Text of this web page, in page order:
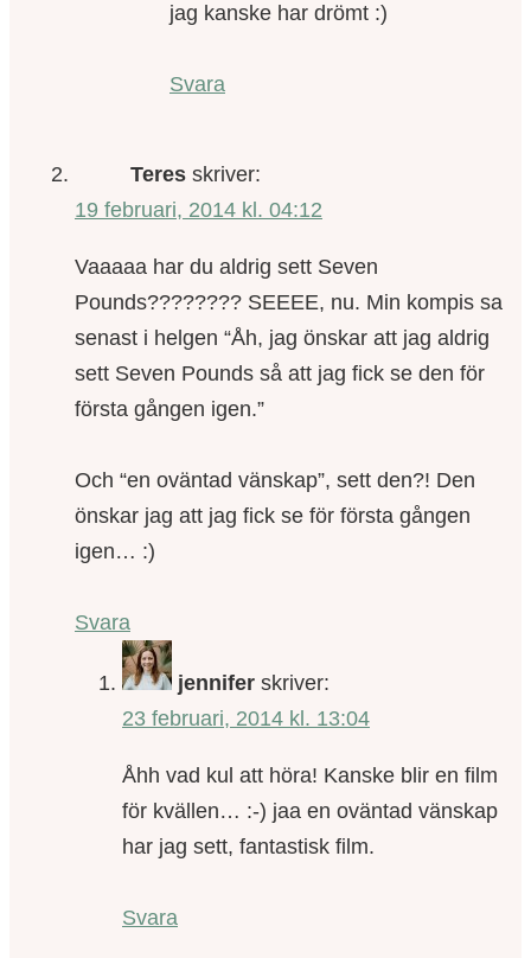
jag kanske har drömt :)
Svara
Teres skriver:
19 februari, 2014 kl. 04:12
Vaaaaa har du aldrig sett Seven
Pounds???????? SEEEE, nu. Min kompis sa
senast i helgen “Åh, jag önskar att jag aldrig
sett Seven Pounds så att jag fick se den för
första gången igen.”
Och “en oväntad vänskap”, sett den?! Den
önskar jag att jag fick se för första gången
igen… :)
Svara
jennifer skriver:
23 februari, 2014 kl. 13:04
Åhh vad kul att höra! Kanske blir en film
för kvällen… :-) jaa en oväntad vänskap
har jag sett, fantastisk film.
Svara